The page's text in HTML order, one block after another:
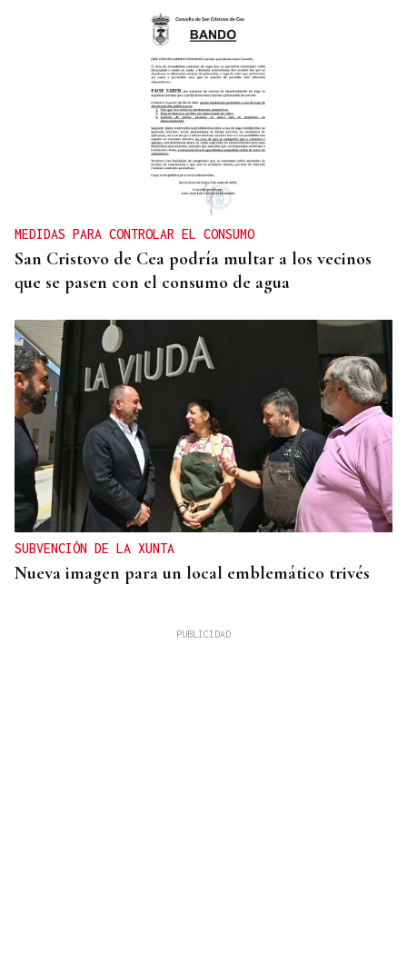
MEDIDAS PARA CONTROLAR EL CONSUMO
San Cristovo de Cea podría multar a los vecinos
que se pasen con el consumo de agua
SUBVENCIÓN DE LA XUNTA
Nueva imagen para un local emblemático trivés